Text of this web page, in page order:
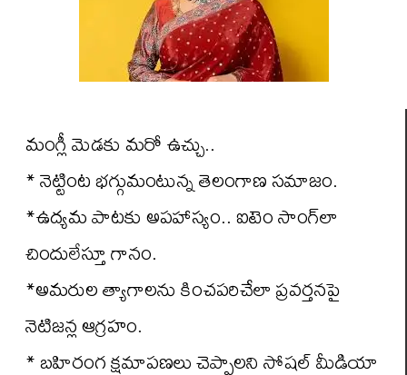
మంగ్లీ మెడకు మరో ఉచ్చు..
* నెట్టింట భగ్గుమంటున్న తెలంగాణ సమాజం.
*ఉద్యమ పాటకు అపహాస్యం.. ఐటెం సాంగ్‌లా
చిందులేస్తూ గానం.
*అమరుల త్యాగాలను కించపరిచేలా ప్రవర్తనపై
నెటిజన్ల ఆగ్రహం.
* బహిరంగ క్షమాపణలు చెప్పాలని సోషల్ మీడియా